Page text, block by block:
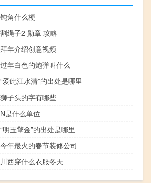
钝角什么梗
割绳子2 勋章 攻略
拜年介绍创意视频
过年白色的炮弹叫什么
“爱此江水清”的出处是哪里
狮子头的字有哪些
N是什么单位
“明玉擎金”的出处是哪里
今年最火的春节装修公司
川西穿什么衣服冬天